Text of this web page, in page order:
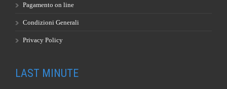
Pagamento on line
Condizioni Generali
Privacy Policy
LAST MINUTE